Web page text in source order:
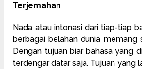
Terjemahan
Nada atau intonasi dari tiap-tiap
berbagai belahan dunia memang
Dengan tujuan biar bahasa yang
terdengar datar saja. Tujuan yang